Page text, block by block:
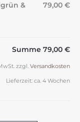
&
79,00 €
Summe 79,00 €
zzgl. Versandkosten
Lieferzeit: ca. 4 Wochen